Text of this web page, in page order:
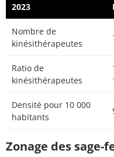
2023
Nombre de
kinésithérapeutes
Ratio de
kinésithérapeutes
Densité pour 10 000
habitants
Zonage des sage-